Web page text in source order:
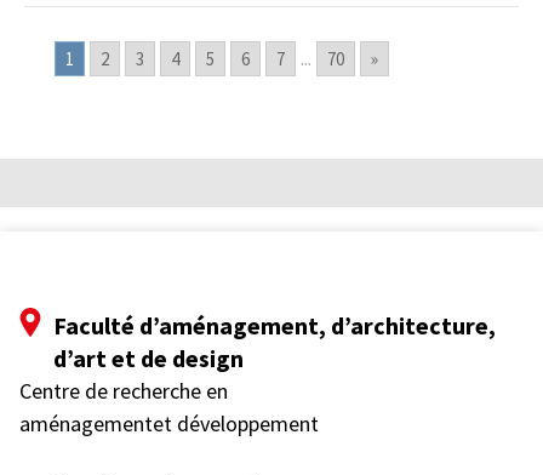
1 2 3 4 5 6 7 ... 70 »
Faculté d’aménagement, d’architecture,
d’art et de design
Centre de recherche en
aménagementet développement